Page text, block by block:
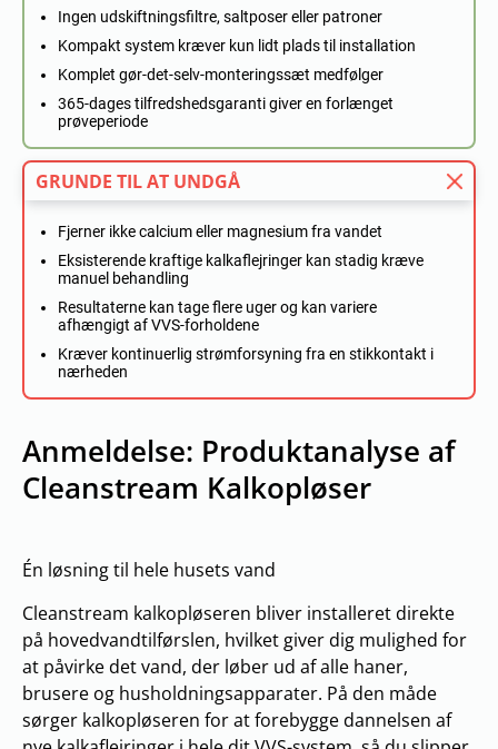
Ingen udskiftningsfiltre, saltposer eller patroner
Kompakt system kræver kun lidt plads til installation
Komplet gør-det-selv-monteringssæt medfølger
365-dages tilfredshedsgaranti giver en forlænget
prøveperiode
GRUNDE TIL AT UNDGÅ
Fjerner ikke calcium eller magnesium fra vandet
Eksisterende kraftige kalkaflejringer kan stadig kræve
manuel behandling
Resultaterne kan tage flere uger og kan variere
afhængigt af VVS-forholdene
Kræver kontinuerlig strømforsyning fra en stikkontakt i
nærheden
Anmeldelse: Produktanalyse af
Cleanstream Kalkopløser
Én løsning til hele husets vand
Cleanstream kalkopløseren bliver installeret direkte
på hovedvandtilførslen, hvilket giver dig mulighed for
at påvirke det vand, der løber ud af alle haner,
brusere og husholdningsapparater. På den måde
sørger kalkopløseren for at forebygge dannelsen af